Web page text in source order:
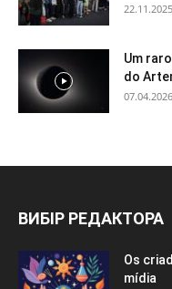
22.11.2025
Um
do
07.04.2026
ВИБІР РЕДАКТОРА
Os
mídia